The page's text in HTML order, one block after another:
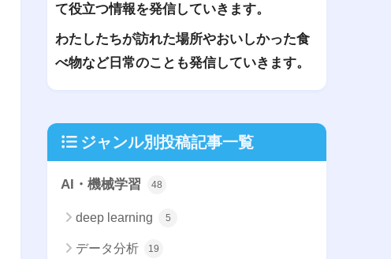
て役立つ情報を発信していきます。
わたしたちが訪れた場所やおいしかった食
べ物など日常のことも発信していきます。
ジャンル別投稿記事一覧
AI・機械学習 48
deep learning 5
データ分析 19